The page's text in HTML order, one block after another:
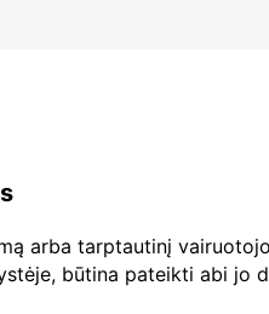
arba tarptautinį
būtina pateikti abi jo